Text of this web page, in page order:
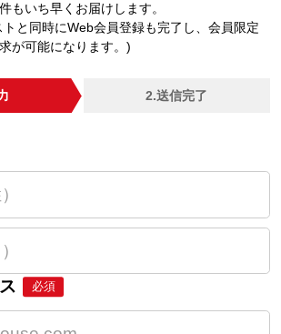
もいち早くお届けします。
と同時にWeb会員登録も完了し、会員限定
が可能になります。)
2.送信完了
必須